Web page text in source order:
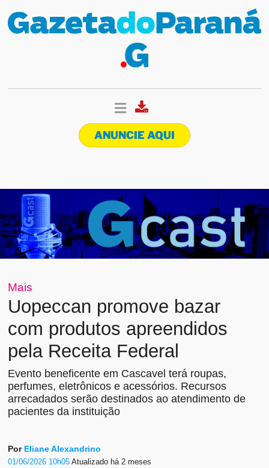
ANUNCIE AQUI
Mais
Uopeccan promove bazar
com produtos apreendidos
pela Receita Federal
Evento beneficente em Cascavel terá roupas,
perfumes, eletrônicos e acessórios. Recursos
arrecadados serão destinados ao atendimento de
pacientes da instituição
Por Eliane Alexandrino
01/06/2026 10h05Atualizado há 2 meses